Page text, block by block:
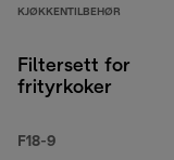
KJØKKENTILBEHØR
Filtersett for
frityrkoker
F18-9